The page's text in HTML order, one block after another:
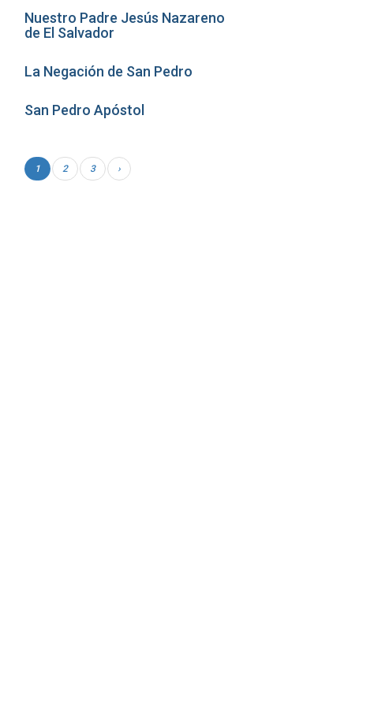
Nuestro Padre Jesús Nazareno
de El Salvador
La Negación de San Pedro
San Pedro Apóstol
1 2 3 ›